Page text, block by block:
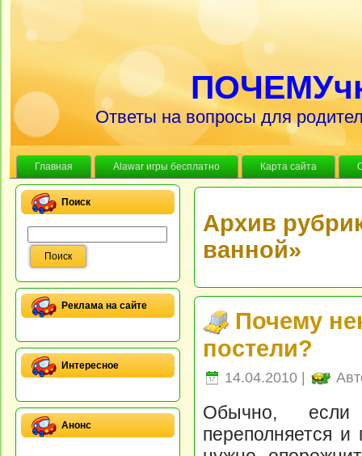
Ответы на вопросы для
Главная Alawar игры бесплатно Карта сайта
Поиск
Реклама на сайте
Интересное
Анонс
Архив
ванной»
Почему
постели?
14.04.2010 |
Обычно,
переполняется